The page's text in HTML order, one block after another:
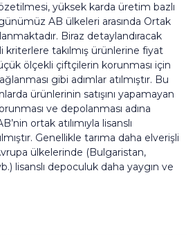
yüksek karda üretim bazlı
AB ülkeleri arasında Ortak
Biraz detaylandıracak
kriterlere takılmış ürünlerine fiyat
ölçekli çiftçilerin korunması için
gibi adımlar atılmıştır. Bu
ürünlerinin satışını yapamayan
ve depolanması adına
ortak atılımıyla lisanslı
Genellikle tarıma daha elverişli
ülkelerinde (Bulgaristan,
lisanslı depoculuk daha yaygın ve